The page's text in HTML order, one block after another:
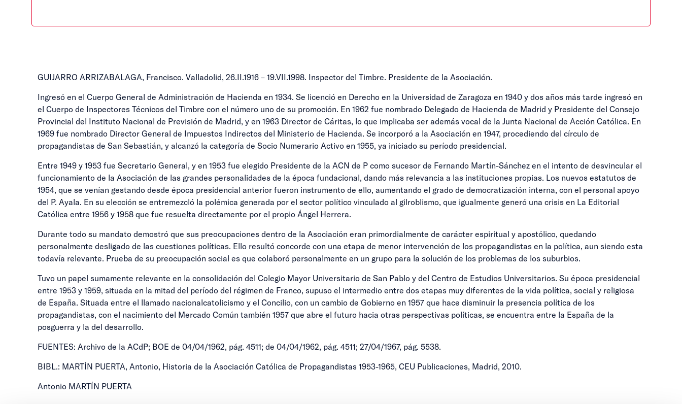
GUIJARRO ARRIZABALAGA, Francisco. Valladolid, 26.II.1916 – 19.VII.1998. Inspector del Timbre. Presidente de la Asociación.
Ingresó en el Cuerpo General de Administración de Hacienda en 1934. Se licenció en Derecho en la Universidad de Zaragoza en 1940 y dos años más tarde ingresó en
el Cuerpo de Inspectores Técnicos del Timbre con el número uno de su promoción. En 1962 fue nombrado Delegado de Hacienda de Madrid y Presidente del Consejo
Provincial del Instituto Nacional de Previsión de Madrid, y en 1963 Director de Cáritas, lo que implicaba ser además vocal de la Junta Nacional de Acción Católica. En
1969 fue nombrado Director General de Impuestos Indirectos del Ministerio de Hacienda. Se incorporó a la Asociación en 1947, procediendo del círculo de
propagandistas de San Sebastián, y alcanzó la categoría de Socio Numerario Activo en 1955, ya iniciado su período presidencial.
Entre 1949 y 1953 fue Secretario General, y en 1953 fue elegido Presidente de la ACN de P como sucesor de Fernando Martín-Sánchez en el intento de desvincular el
funcionamiento de la Asociación de las grandes personalidades de la época fundacional, dando más relevancia a las instituciones propias. Los nuevos estatutos de
1954, que se venían gestando desde época presidencial anterior fueron instrumento de ello, aumentando el grado de democratización interna, con el personal apoyo
del P. Ayala. En su elección se entremezcló la polémica generada por el sector político vinculado al gilroblismo, que igualmente generó una crisis en La Editorial
Católica entre 1956 y 1958 que fue resuelta directamente por el propio Ángel Herrera.
Durante todo su mandato demostró que sus preocupaciones dentro de la Asociación eran primordialmente de carácter espiritual y apostólico, quedando
personalmente desligado de las cuestiones políticas. Ello resultó concorde con una etapa de menor intervención de los propagandistas en la política, aun siendo esta
todavía relevante. Prueba de su preocupación social es que colaboró personalmente en un grupo para la solución de los problemas de los suburbios.
Tuvo un papel sumamente relevante en la consolidación del Colegio Mayor Universitario de San Pablo y del Centro de Estudios Universitarios. Su época presidencial
entre 1953 y 1959, situada en la mitad del período del régimen de Franco, supuso el intermedio entre dos etapas muy diferentes de la vida política, social y religiosa
de España. Situada entre el llamado nacionalcatolicismo y el Concilio, con un cambio de Gobierno en 1957 que hace disminuir la presencia política de los
propagandistas, con el nacimiento del Mercado Común también 1957 que abre el futuro hacia otras perspectivas políticas, se encuentra entre la España de la
posguerra y la del desarrollo.
FUENTES: Archivo de la ACdP; BOE de 04/04/1962, pág. 4511; de 04/04/1962, pág. 4511; 27/04/1967, pág. 5538.
BIBL.: MARTÍN PUERTA, Antonio, Historia de la Asociación Católica de Propagandistas 1953-1965, CEU Publicaciones, Madrid, 2010.
Antonio MARTÍN PUERTA